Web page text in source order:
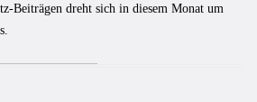
Beiträgen dreht sich in diesem Monat um